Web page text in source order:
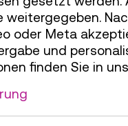
weitergegeben.
oder Meta
und
finden Sie in